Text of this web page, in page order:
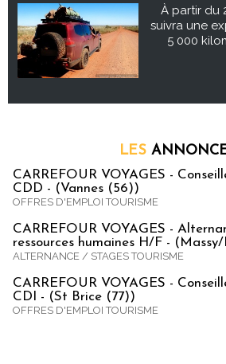
À partir du
suivra une
5 000
LES
CARREFOUR VOYAGES -
CDD - (Vannes (56))
OFFRES D'EMPLOI TOURISME
CARREFOUR VOYAGES -
ressources humaines H/F -
ALTERNANCE / STAGES TOURISME
CARREFOUR VOYAGES -
CDI - (St Brice (77))
OFFRES D'EMPLOI TOURISME